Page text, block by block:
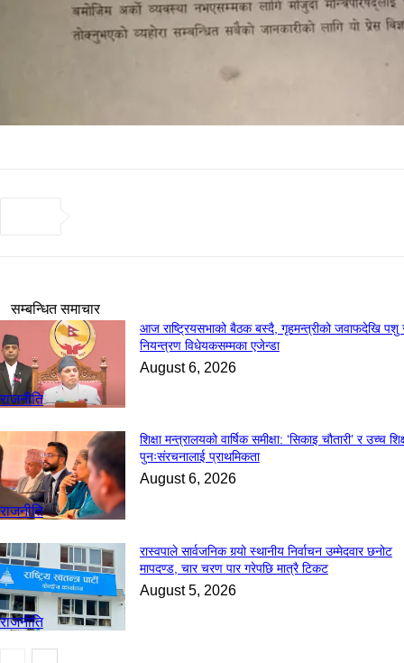
सम्बन्धित समाचार
राजनीति
आज राष्ट्रियसभाको बैठक बस्दै, गृहमन्त्रीको जवाफदेखि पशु
नियन्त्रण विधेयकसम्मका एजेन्डा
August 6, 2026
राजनीति
शिक्षा मन्त्रालयको वार्षिक समीक्षा: ‘सिकाइ चौतारी’ र उच्च
पुनःसंरचनालाई प्राथमिकता
August 6, 2026
राजनीति
रास्वपाले सार्वजनिक गर्‍यो स्थानीय निर्वाचन उम्मेदवार छनोट
मापदण्ड, चार चरण पार गरेपछि मात्रै टिकट
August 5, 2026